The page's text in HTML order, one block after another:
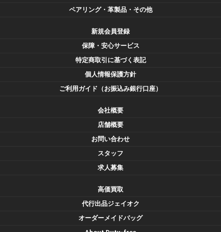
ペアリング・革製品・その他
新規会員登録
保障・安心サービス
特定商取引に基づく表記
個人情報保護方針
ご利用ガイド（お振込み銀行口座）
会社概要
店舗概要
お問い合わせ
スタッフ
求人募集
高価買取
代行出品ジェイオク
オーダーメイドバッグ